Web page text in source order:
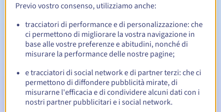
Notifiche automatiche:
Email di notifica:60, 30, 15, 7 e 3 giorni prima della
scadenza
per notificare la
sospensione del nome di dominio
Email dopo il Redemption Grace Period per notificare la
cancellazione del nome di dominio
Previo vostro consenso, utilizziamo anche:
tracciatori di performance e di personalizzazione: che
ci permettono di migliorare la vostra navigazione in
base alle vostre preferenze e abitudini, nonché di
misurare la performance delle nostre pagine;
e tracciatori di social network e di partner terzi: che ci
permettono di diffondere pubblicità mirate, di
misurarne l'efficacia e di condividere alcuni dati con i
nostri partner pubblicitari e i social network.